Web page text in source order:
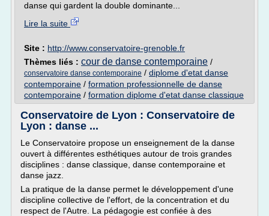
danse qui gardent la double dominante...
Lire la suite
Site : http://www.conservatoire-grenoble.fr
Thèmes liés : cour de danse contemporaine /
conservatoire danse contemporaine / diplome d'etat danse
contemporaine / formation professionnelle de danse
contemporaine / formation diplome d'etat danse classique
Conservatoire de Lyon : Conservatoire de
Lyon : danse ...
Le Conservatoire propose un enseignement de la danse
ouvert à différentes esthétiques autour de trois grandes
disciplines : danse classique, danse contemporaine et
danse jazz.
La pratique de la danse permet le développement d'une
discipline collective de l'effort, de la concentration et du
respect de l'Autre. La pédagogie est confiée à des